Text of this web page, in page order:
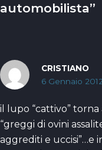
automobilista”
CRISTIANO
6 Gennaio
il lupo “cattivo” torna
“greggi di ovini
aggrediti e uccisi”…e